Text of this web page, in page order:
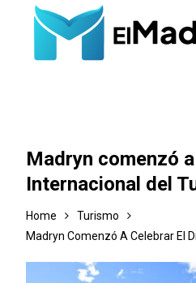
Madryn comenzó
Internacional del
Home
Turismo
Madryn Comenzó A Celebrar El